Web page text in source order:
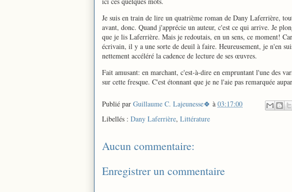
Je suis en train de lire un quatrième roman de Dany Laferrière,
avant, donc. Quand j'apprécie un auteur, c'est ce qui arrive. Je
que je lis Laferrière. Mais je redoutais, en un sens, ce moment!
écrivain, il y a une sorte de deuil à faire. Heureusement, je n'en
nettement accéléré la cadence de lecture de ses œuvres.
Fait amusant: en marchant, c'est-à-dire en empruntant l'une des
sur cette fresque. C'est étonnant que je ne l'aie pas remarquée
Publié par Guillaume C. Lajeunesse🍀 à 03:17:00
Libellés : Dany Laferrière, Littérature
Aucun commentaire:
Enregistrer un commentaire